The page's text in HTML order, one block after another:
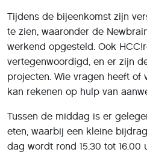
Tijdens de bijeenkomst zijn
te zien, waaronder de
werkend opgesteld. Ook
vertegenwoordigd, en er zijn
projecten. Wie vragen heeft of
kan rekenen op hulp van
Tussen de middag is er
eten, waarbij een kleine
dag wordt rond 15.30 tot 16.00